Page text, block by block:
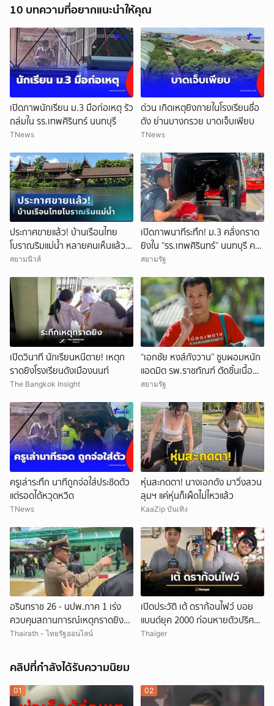
10 บทความที่อยากแนะนำให้คุณ
เปิดภาพนักเรียน ม.3 มือก่อเหตุ รัว
ถล่มใน รร.เทพศิรินทร์ นนทบุรี
TNews
ด่วน เกิดเหตุยิงภายในโรงเรียนชื่อ
ดัง ย่านบางกรวย บาดเจ็บเพียบ
TNews
ประกาศขายแล้ว! บ้านเรือนไทย
โบราณริมแม่น้ำ หลายคนเห็นแล้ว
จำได้ เคยเป็นฉากหนังดัง
สยามนิวส์
เปิดภาพนาทีระทึก! ม.3 คลั่งกราด
ยิงใน “รร.เทพศิรินทร์” นนทบุรี ครู
ดับ 2 บาดเจ็บกว่า 20 ราย ก่อนยิง
สยามรัฐ
เปิดวินาที นักเรียนหนีตาย! เหตุก
ราดยิงโรงเรียนดังเมืองนนท์
The Bangkok Insight
“เอกชัย หงส์กังวาน” ซูบผอมหนัก
แอดมิต รพ.ราชทัณฑ์ ตัดชิ้นเนื้อ
หัว-กระเพาะ รอฟังผลตรวจ
สยามรัฐ
ครูเล่าระทึก นาทีถูกจ่อใส่ประชิดตัว
แต่รอดได้หวุดหวิด
TNews
หุ่นสะกดตา! นางเอกดัง มาวิ่งสวน
ลุมฯ แค่หุ่นก็เผ็ดไม่ไหวแล้ว
KaaZip บันเทิง
อรินทราช 26 - นปพ.ภาค 1 เร่ง
ควบคุมสถานการณ์เหตุกราดยิง
โรงเรียนเทพศิรินทร์ นนทบุรี
Thairath - ไทยรัฐออนไลน์
เปิดประวัติ เต้ ดราก้อนไฟว์ บอย
แบนด์ยุค 2000 ก่อนหายตัวปริศนา
เกิดอะไรขึ้น
Thaiger
คลิปที่กำลังได้รับความนิยม
01 02